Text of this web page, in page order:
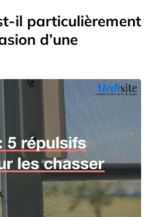
il particulièrement
d’une